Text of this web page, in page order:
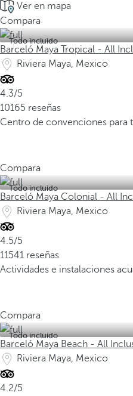
Ver en mapa
Compara
Todo incluido
Barceló Maya Tropical - All
Riviera Maya, Mexico
4.3/5
10165 reseñas
Centro de convenciones para
Compara
Todo incluido
Barceló Maya Colonial - All
Riviera Maya, Mexico
4.5/5
11541 reseñas
Actividades e instalaciones
Compara
Todo incluido
Barceló Maya Beach - All
Riviera Maya, Mexico
4.2/5